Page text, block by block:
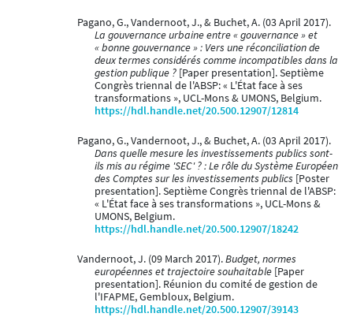
Pagano, G., Vandernoot, J., & Buchet, A. (03 April 2017).
La gouvernance urbaine entre « gouvernance » et
« bonne gouvernance » : Vers une réconciliation de
deux termes considérés comme incompatibles dans la
gestion publique ? [Paper presentation]. Septième
Congrès triennal de l'ABSP: « L'État face à ses
transformations », UCL-Mons & UMONS, Belgium.
https://hdl.handle.net/20.500.12907/12814
Pagano, G., Vandernoot, J., & Buchet, A. (03 April 2017).
Dans quelle mesure les investissements publics sont-
ils mis au régime 'SEC' ? : Le rôle du Système Européen
des Comptes sur les investissements publics [Poster
presentation]. Septième Congrès triennal de l'ABSP:
« L'État face à ses transformations », UCL-Mons &
UMONS, Belgium.
https://hdl.handle.net/20.500.12907/18242
Vandernoot, J. (09 March 2017).Budget, normes
européennes et trajectoire souhaitable [Paper
presentation]. Réunion du comité de gestion de
l'IFAPME, Gembloux, Belgium.
https://hdl.handle.net/20.500.12907/39143